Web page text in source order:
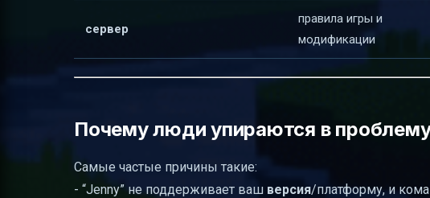
сервер
правила игры и
модификации
Почему люди упираются в проблему
Самые частые причины такие:
- “Jenny” не поддерживает ваш версия/платформу, и